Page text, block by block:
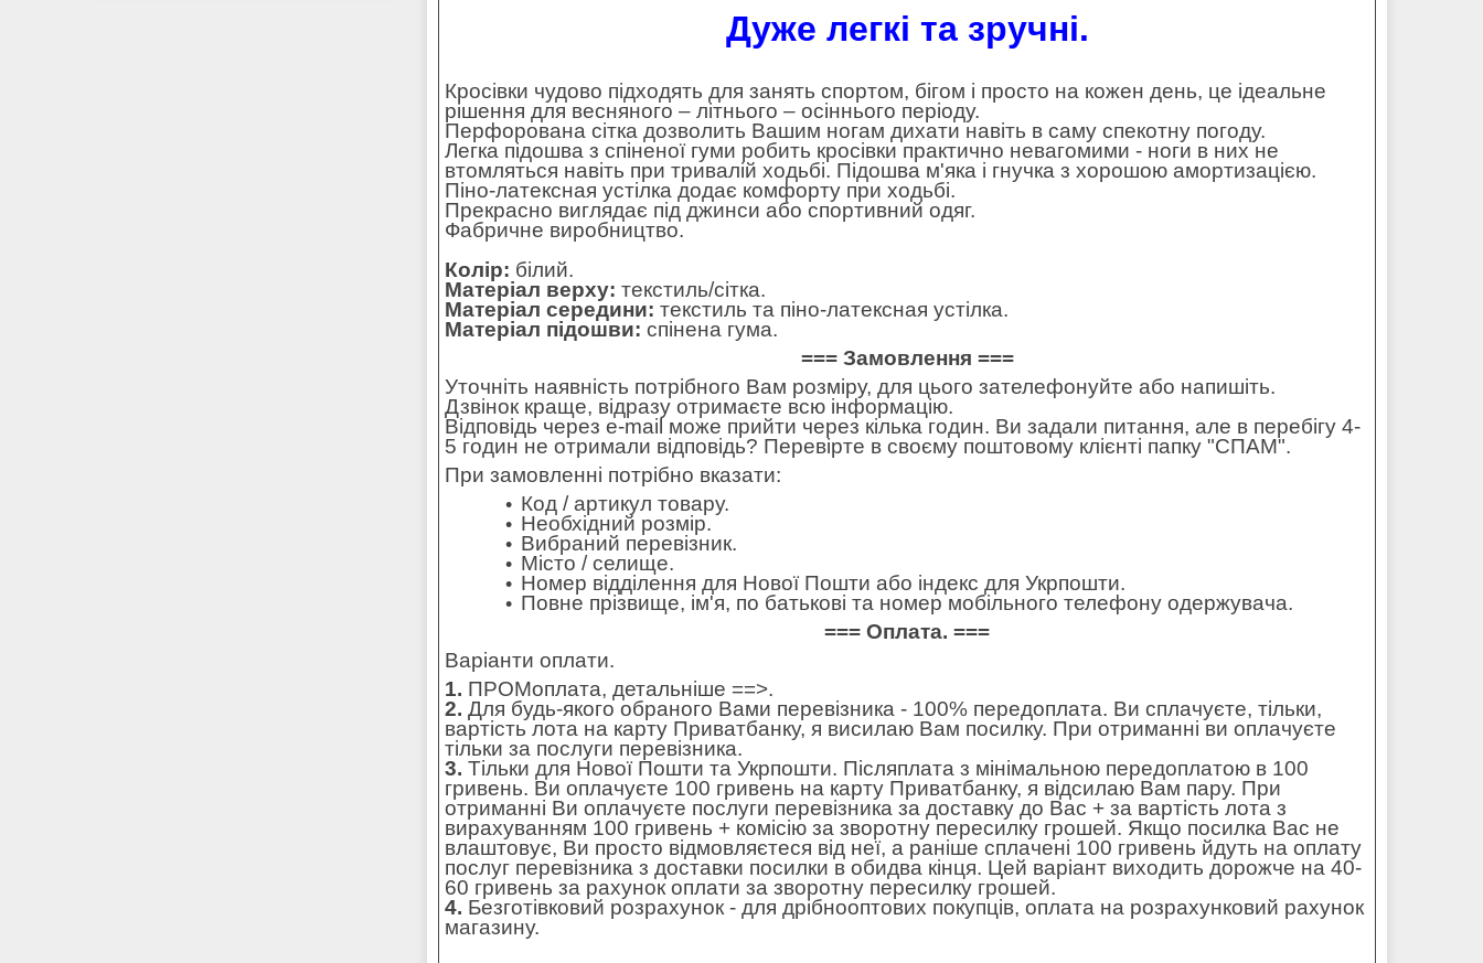
Дуже легкі та зручні.
Кросівки чудово підходять для занять спортом, бігом і просто на кожен день, це ідеальне
рішення для весняного – літнього – осіннього періоду.
Перфорована сітка дозволить Вашим ногам дихати навіть в саму спекотну погоду.
Легка підошва з спіненої гуми робить кросівки практично невагомими - ноги в них не
втомляться навіть при тривалій ходьбі. Підошва м'яка і гнучка з хорошою амортизацією.
Піно-латексная устілка додає комфорту при ходьбі.
Прекрасно виглядає під джинси або спортивний одяг.
Фабричне виробництво.
Колір: білий.
Матеріал верху: текстиль/сітка.
Матеріал середини: текстиль та піно-латексная устілка.
Матеріал підошви: спінена гума.
=== Замовлення ===
Уточніть наявність потрібного Вам розміру, для цього зателефонуйте або напишіть.
Дзвінок краще, відразу отримаєте всю інформацію.
Відповідь через e-mail може прийти через кілька годин. Ви задали питання, але в перебігу 4-
5 годин не отримали відповідь? Перевірте в своєму поштовому клієнті папку "СПАМ".
При замовленні потрібно вказати:
Код / артикул товару.
Необхідний розмір.
Вибраний перевізник.
Місто / селище.
Номер відділення для Нової Пошти або індекс для Укрпошти.
Повне прізвище, ім'я, по батькові та номер мобільного телефону одержувача.
=== Оплата. ===
Варіанти оплати.
1. ПРОМоплата, детальніше ==>.
2. Для будь-якого обраного Вами перевізника - 100% передоплата. Ви сплачуєте, тільки,
вартість лота на карту Приватбанку, я висилаю Вам посилку. При отриманні ви оплачуєте
тільки за послуги перевізника.
3. Тільки для Нової Пошти та Укрпошти. Післяплата з мінімальною передоплатою в 100
гривень. Ви оплачуєте 100 гривень на карту Приватбанку, я відсилаю Вам пару. При
отриманні Ви оплачуєте послуги перевізника за доставку до Вас + за вартість лота з
вирахуванням 100 гривень + комісію за зворотну пересилку грошей. Якщо посилка Вас не
влаштовує, Ви просто відмовляєтеся від неї, а раніше сплачені 100 гривень йдуть на оплату
послуг перевізника з доставки посилки в обидва кінця. Цей варіант виходить дорожче на 40-
60 гривень за рахунок оплати за зворотну пересилку грошей.
4. Безготівковий розрахунок - для дрібнооптових покупців, оплата на розрахунковий рахунок
магазину.